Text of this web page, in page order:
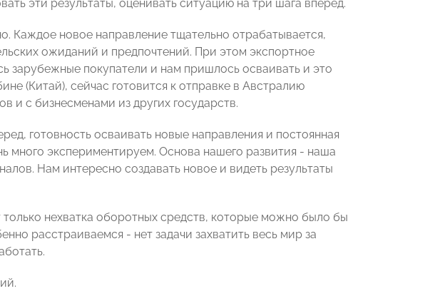
эти результаты, оценивать ситуацию на три шага вперед.
Каждое новое направление тщательно отрабатывается,
ожиданий и предпочтений. При этом экспортное
зарубежные покупатели и нам пришлось осваивать и это
(Китай), сейчас готовится к отправке в Австралию
и с бизнесменами из других государств.
готовность осваивать новые направления и постоянная
много экспериментируем. Основа нашего развития - наша
Нам интересно создавать новое и видеть результаты
нехватка оборотных средств, которые можно было бы
расстраиваемся - нет задачи захватить весь мир за